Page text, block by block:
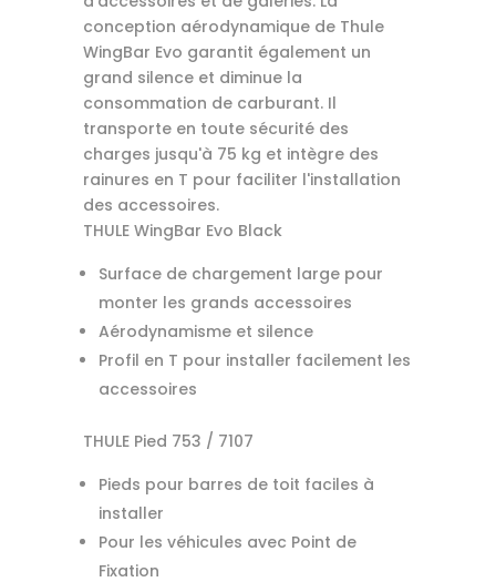
conception aérodynamique de Thule
WingBar Evo garantit également un
grand silence et diminue la
consommation de carburant. Il
transporte en toute sécurité des
charges jusqu'à 75 kg et intègre des
rainures en T pour faciliter l'installation
des accessoires.
THULE WingBar Evo Black
Surface de chargement large pour
monter les grands accessoires
Aérodynamisme et silence
Profil en T pour installer facilement les
accessoires
THULE Pied 753 / 7107
Pieds pour barres de toit faciles à
installer
Pour les véhicules avec Point de
Fixation